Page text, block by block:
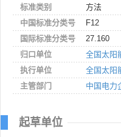
标准类别
方法
中国标准分类号
F12
国际标准分类号
27.160
归口单位
全国太阳
执行单位
全国太阳
主管部门
中国电力
起草单位